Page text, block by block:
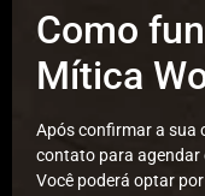
Como
Mítica
Após confirmar a sua
contato para agendar
Você poderá optar